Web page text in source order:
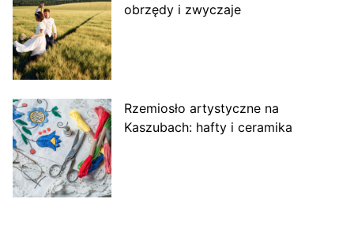
obrzędy i zwyczaje
Rzemiosło artystyczne na
Kaszubach: hafty i ceramika